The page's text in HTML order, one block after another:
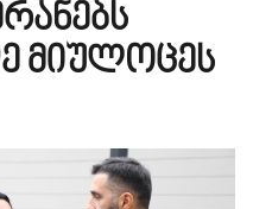
მიულოცეს